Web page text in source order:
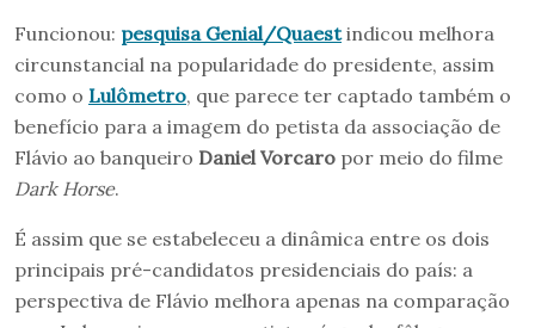
Funcionou: pesquisa Genial/Quaestindicou melhora
circunstancial na popularidade do presidente, assim
como o Lulômetro, que parece ter captado também o
benefício para a imagem do petista da associação de
Flávio ao banqueiro Daniel Vorcaro por meio do filme
Dark Horse.
É assim que se estabeleceu a dinâmica entre os dois
principais pré-candidatos presidenciais do país: a
perspectiva de Flávio melhora apenas na comparação